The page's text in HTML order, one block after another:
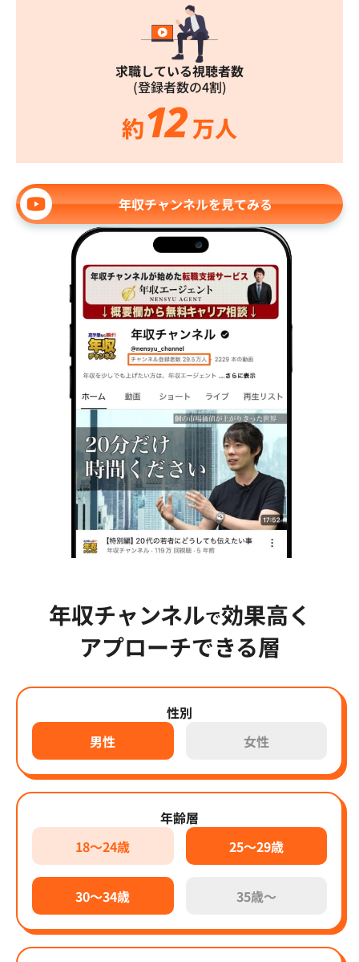
求職している視聴者数
(登録者数の4割)
約12 万人
年収チャンネルを見てみる
年収チャンネルで効果高く
アプローチできる層
性別
男性
女性
年齢層
18～24歳
25～29歳
30～34歳 35歳～